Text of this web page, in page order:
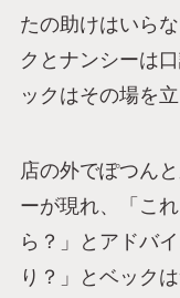
たの助けはいら
クとナンシーは
ックはその場を
店の外でぽつん
ーが現れ、「こ
ら？」とアドバ
り？」とベック